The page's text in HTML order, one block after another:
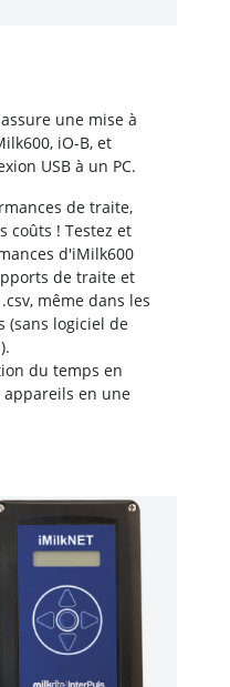
une mise à
iO-B, et
USB à un PC.
de traite,
coûts ! Testez et
d'iMilk600
de traite et
même dans les
(sans logiciel de
du temps en
en une